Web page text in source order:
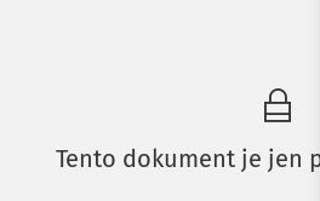
Tento dokument je jen